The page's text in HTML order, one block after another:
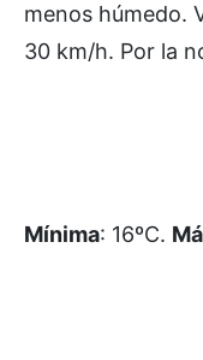
menos húmedo.
30 km/h. Por la
Mínima: 16ºC.